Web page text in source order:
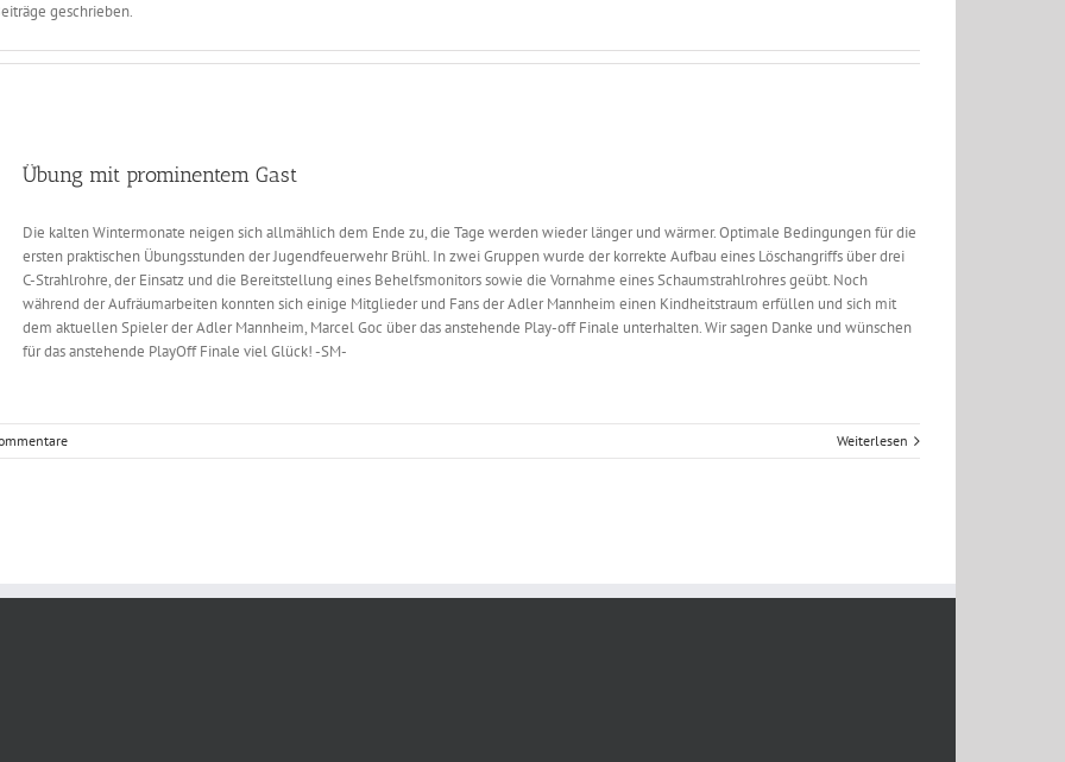
geschrieben.
Übung mit prominentem Gast
Die kalten Wintermonate neigen sich allmählich dem Ende zu, die Tage werden wieder länger und wärmer. Optimale Bedingungen für die
ersten praktischen Übungsstunden der Jugendfeuerwehr Brühl. In zwei Gruppen wurde der korrekte Aufbau eines Löschangriffs über drei
C-Strahlrohre, der Einsatz und die Bereitstellung eines Behelfsmonitors sowie die Vornahme eines Schaumstrahlrohres geübt. Noch
während der Aufräumarbeiten konnten sich einige Mitglieder und Fans der Adler Mannheim einen Kindheitstraum erfüllen und sich mit
dem aktuellen Spieler der Adler Mannheim, Marcel Goc über das anstehende Play-off Finale unterhalten. Wir sagen Danke und wünschen
für das anstehende PlayOff Finale viel Glück! -SM-
Weiterlesen